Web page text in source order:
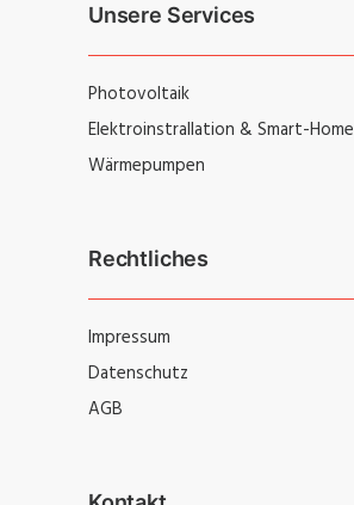
Unsere Services
Photovoltaik
Elektroinstrallation & Smart-Home
Wärmepumpen
Rechtliches
Impressum
Datenschutz
AGB